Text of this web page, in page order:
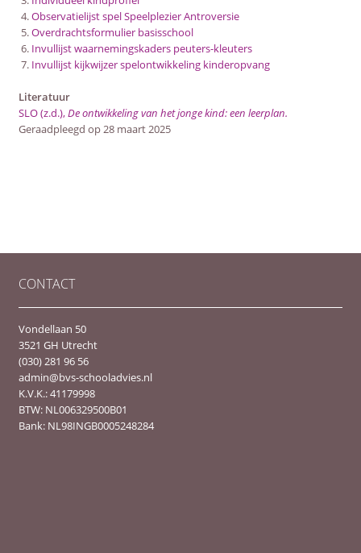
Observatielijst spel Speelplezier Antroversie
Overdrachtsformulier basisschool
Invullijst waarnemingskaders peuters-kleuters
Invullijst kijkwijzer spelontwikkeling kinderopvang
Literatuur
SLO (z.d.),De ontwikkeling van het jonge kind: een leerplan.
Geraadpleegd op 28 maart 2025
CONTACT
Vondellaan 50
3521 GH Utrecht
(030) 281 96 56
admin@bvs-schooladvies.nl
K.V.K.: 41179998
BTW: NL006329500B01
Bank: NL98INGB0005248284